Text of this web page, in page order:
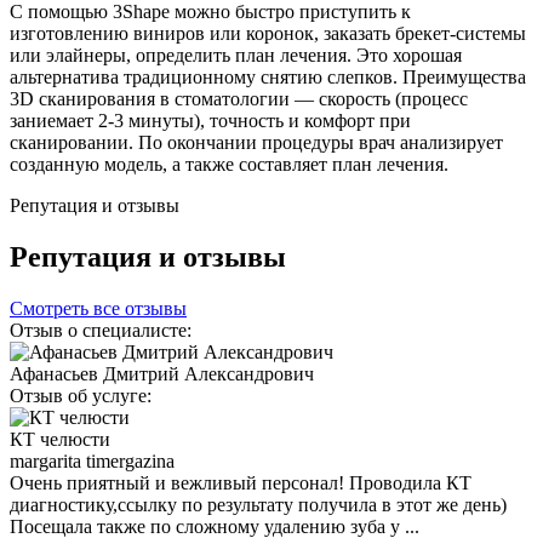
С помощью 3Shape можно быстро приступить к
изготовлению виниров или коронок, заказать брекет-системы
или элайнеры, определить план лечения. Это хорошая
альтернатива традиционному снятию слепков. Преимущества
3D сканирования в стоматологии — скорость (процесс
заниемает 2-3 минуты), точность и комфорт при
сканировании. По окончании процедуры врач анализирует
созданную модель, а также составляет план лечения.
Репутация и отзывы
Репутация и отзывы
Смотреть все отзывы
Отзыв о специалисте:
Афанасьев Дмитрий Александрович
Отзыв об услуге:
КТ челюсти
margarita timergazina
Очень приятный и вежливый персонал! Проводила КТ
диагностику,ссылку по результату получила в этот же день)
Посещала также по сложному удалению зуба у ...